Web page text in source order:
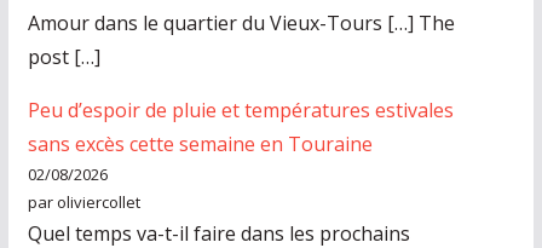
Amour dans le quartier du Vieux-Tours […] The
post […]
Peu d’espoir de pluie et températures estivales
sans excès cette semaine en Touraine
02/08/2026
par oliviercollet
Quel temps va-t-il faire dans les prochains